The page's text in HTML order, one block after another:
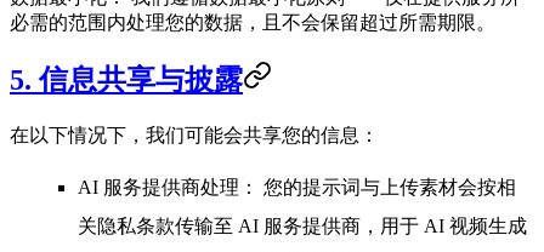
必需的范围内处理您的数据，且不会保留超过所需期限。
5. 信息共享与披露
在以下情况下，我们可能会共享您的信息：
AI 服务提供商处理：
您的提示词与上传素材会按相
关隐私条款传输至 AI 服务提供商，用于 AI 视频生成